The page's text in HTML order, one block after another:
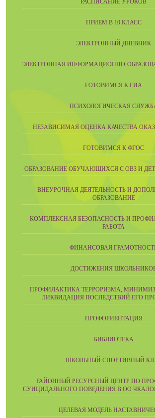
РАСПИСАНИЕ УРОКОВ
ПРИЕМ В 10 КЛАСС
ЭЛЕКТРОННЫЙ ДНЕВНИК
ЭЛЕКТРОННАЯ ИНФОРМАЦИОННО-
ГОТОВИМСЯ К ГИА
ПСИХОЛОГИЧЕСКАЯ
НЕЗАВИСИМАЯ ОЦЕНКА КАЧЕСТВА
ГОТОВИМСЯ К ФГОС
ОБРАЗОВАНИЕ ОБУЧАЮЩИХСЯ С ОВЗ И
ВНЕУРОЧНАЯ ДЕЯТЕЛЬНОСТЬ И
ОБРАЗОВАНИЕ
КОМПЛЕКСНАЯ БЕЗОПАСНОСТЬ И
РАБОТА
ФИНАНСОВАЯ
ДОСТИЖЕНИЯ
ПРОФИЛАКТИКА ТЕРРОРИЗМА,
ЛИКВИДАЦИЯ ПОСЛЕДСТВИЙ ЕГО
ПРОФОРИЕНТАЦИЯ
БИБЛИОТЕКА
ШКОЛЬНЫЙ СПОРТИВНЫЙ
РАЙОННЫЙ РЕСУРСНЫЙ ЦЕНТР ПО
СУИЦИДАЛЬНОГО ПОВЕДЕНИЯ В ОО
ЦЕЛЕВАЯ МОДЕЛЬ